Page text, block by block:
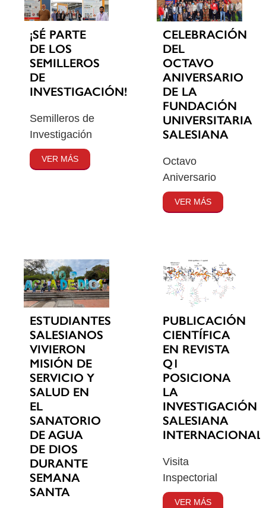
¡SÉ PARTE
DE LOS
SEMILLEROS
DE
INVESTIGACIÓN!
Semilleros de
Investigación
VER MÁS
CELEBRACIÓN
DEL
OCTAVO
ANIVERSARIO
DE LA
FUNDACIÓN
UNIVERSITARIA
SALESIANA
Octavo
Aniversario
VER MÁS
ESTUDIANTES
SALESIANOS
VIVIERON
MISIÓN DE
SERVICIO Y
SALUD EN
EL
SANATORIO
DE AGUA
DE DIOS
DURANTE
SEMANA
SANTA
PUBLICACIÓN
CIENTÍFICA
EN REVISTA
Q1
POSICIONA
LA
INVESTIGACIÓN
SALESIANA
Visita
Inspectorial
VER MÁS